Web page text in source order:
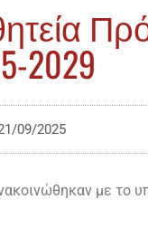
2029
09/2025
με το